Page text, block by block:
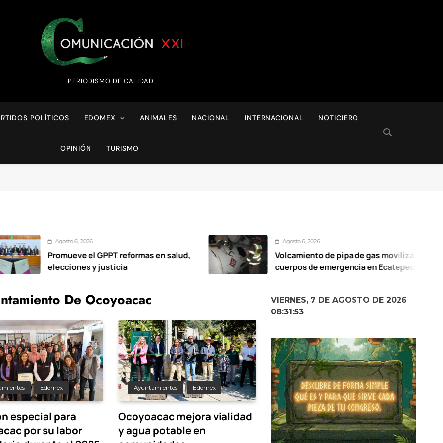
Comunicación XXI
PERIODISMO DE CALIDAD
POLÍTICOS EDOMEX ANIMALES NACIONAL INTERNACIONAL NOTICIERO
OPINIÓN TURISMO
6, 2026
el GPPT reformas en salud,
y justicia
Agosto 6, 2026
Volcamiento de pipa de gas moviliza a
cuerpos de emergencia en Ecatepec;
De Ocoyoacac
Edomex
especial para
por su labor
Ayuntamientos Edomex
Ocoyoacac mejora vialidad
y agua potable en
VIERNES, 7 DE AGOSTO DE 2026
08:31:54